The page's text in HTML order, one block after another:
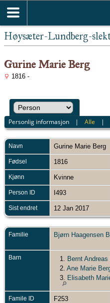
Høysæter-Lundberg-
Gurine Marie Berg
1816 -
Personlig informasjon |Alle |
Navn Gurine Marie Berg
Fødsel 1816
Kjønn Kvinne
Person ID I493
Sist endret 12 Jan 2017
Familie Bjørn Haagensen
Barn 1. Bernt Andreas
2. Ane Marie
3.
Elisabeth
Famile ID F253